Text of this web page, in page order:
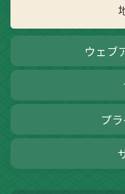
ウェブ
プ